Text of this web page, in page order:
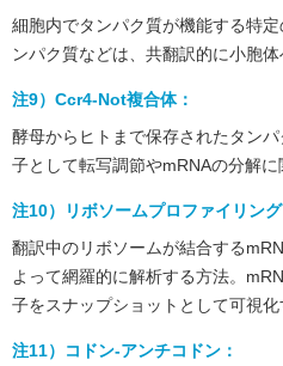
細胞内でタンパク質が機能する特
ンパク質などは、共翻訳的に小胞体
注9）Ccr4-Not複合体：
酵母からヒトまで保存されたタン
子として転写調節やmRNAの分解に
注10）リボソームプロファイリング
翻訳中のリボソームが結合する
よって網羅的に解析する方法。
子をスナップショットとして可視化
注11）コドン-アンチコドン：